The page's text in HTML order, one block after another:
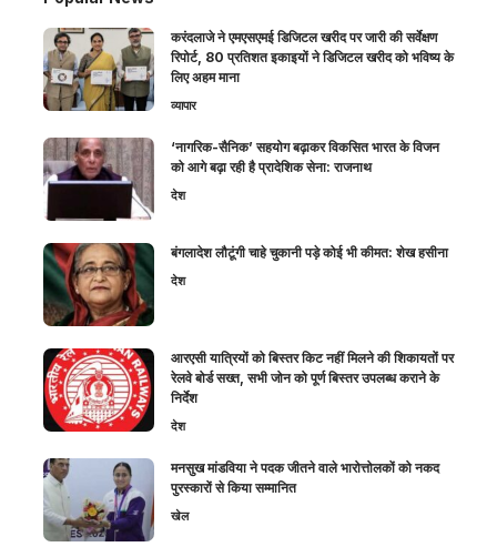
करंदलाजे ने एमएसएमई डिजिटल खरीद पर जारी की सर्वेक्षण
रिपोर्ट, 80 प्रतिशत इकाइयों ने डिजिटल खरीद को भविष्य के
लिए अहम माना
व्यापार
‘नागरिक-सैनिक’ सहयोग बढ़ाकर विकसित भारत के विजन
को आगे बढ़ा रही है प्रादेशिक सेना: राजनाथ
देश
बंगलादेश लौटूंगी चाहे चुकानी पड़े कोई भी कीमत: शेख हसीना
देश
आरएसी यात्रियों को बिस्तर किट नहीं मिलने की शिकायतों पर
रेलवे बोर्ड सख्त, सभी जोन को पूर्ण बिस्तर उपलब्ध कराने के
निर्देश
देश
मनसुख मांडविया ने पदक जीतने वाले भारोत्तोलकों को नकद
पुरस्कारों से किया सम्मानित
खेल